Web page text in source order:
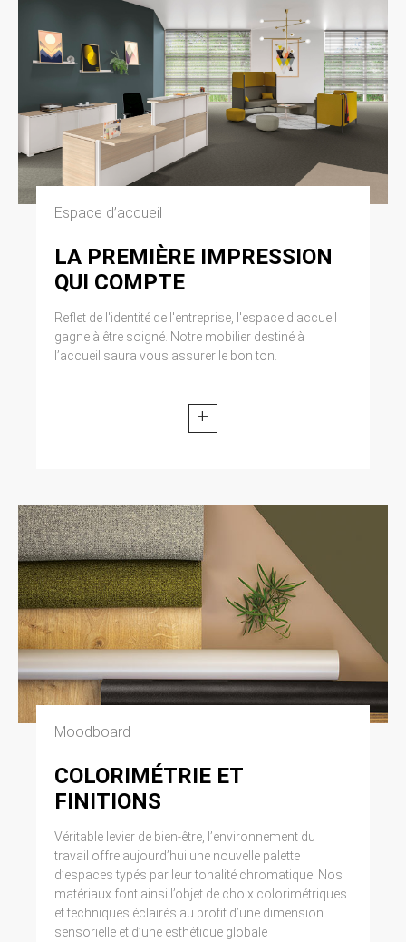
Espace d’accueil
LA PREMIÈRE IMPRESSION
QUI COMPTE
Reflet de l'identité de l'entreprise, l'espace d'accueil
gagne à être soigné. Notre mobilier destiné à
l’accueil saura vous assurer le bon ton.
+
Moodboard
COLORIMÉTRIE ET
FINITIONS
Véritable levier de bien-être, l’environnement du
travail offre aujourd’hui une nouvelle palette
d’espaces typés par leur tonalité chromatique. Nos
matériaux font ainsi l’objet de choix colorimétriques
et techniques éclairés au profit d’une dimension
sensorielle et d’une esthétique globale